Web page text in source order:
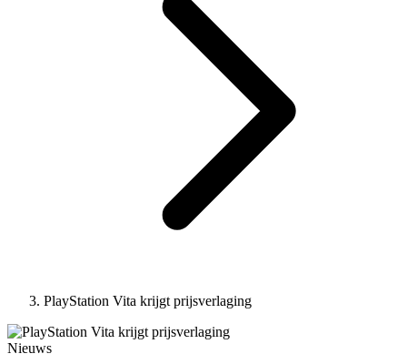
PlayStation Vita krijgt prijsverlaging
Nieuws